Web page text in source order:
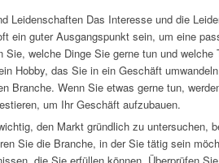
Leidenschaften Das Interesse und die
ein guter Ausgangspunkt sein, um eine
welche Dinge Sie gerne tun und welche
Hobby, das Sie in ein Geschäft
Branche. Wenn Sie etwas gerne tun,
um Ihr Geschäft aufzubauen.
den Markt gründlich zu untersuchen,
Sie die Branche, in der Sie tätig sein